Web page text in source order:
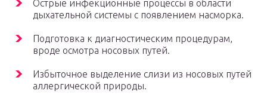
Острые инфекционные процессы в области
дыхательной системы с появлением насморка.
Подготовка к диагностическим процедурам,
вроде осмотра носовых путей.
Избыточное выделение слизи из носовых путей
аллергической природы.